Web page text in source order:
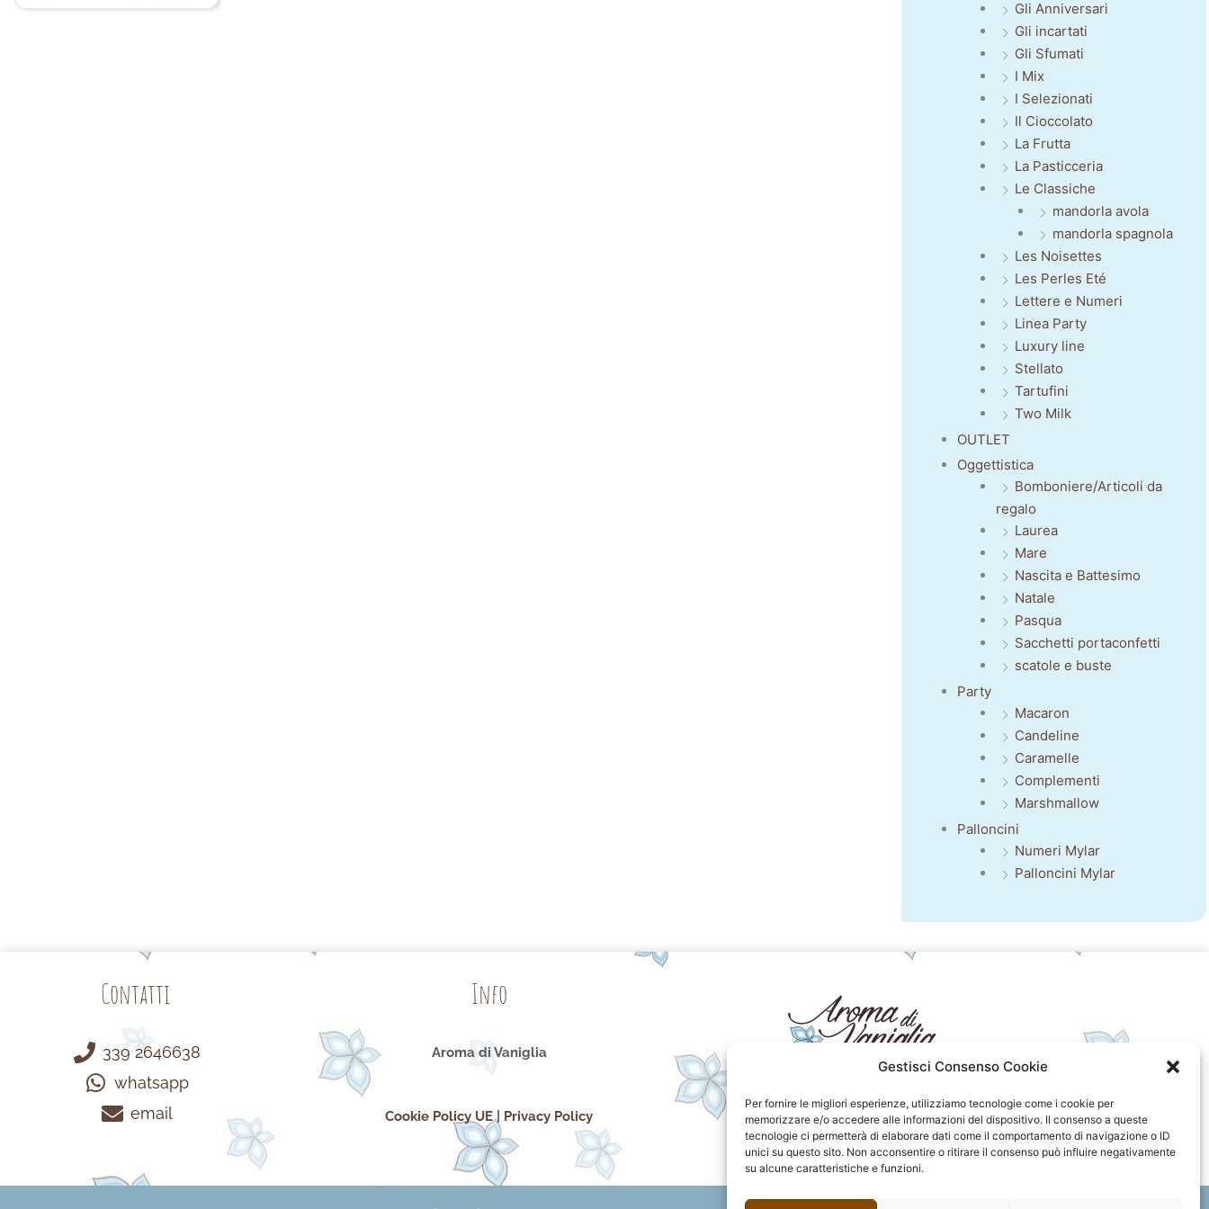
Gestisci Consenso Cookie
Per fornire le migliori esperienze, utilizziamo tecnologie come i cookie per
memorizzare e/o accedere alle informazioni del dispositivo. Il consenso a queste
tecnologie ci permetterà di elaborare dati come il comportamento di navigazione o ID
unici su questo sito. Non acconsentire o ritirare il consenso può influire negativamente
su alcune caratteristiche e funzioni.
Gli Anniversari
Gli incartati
Gli Sfumati
I Mix
I Selezionati
Il Cioccolato
La Frutta
La Pasticceria
Le Classiche
mandorla avola
mandorla spagnola
Les Noisettes
Les Perles Eté
Lettere e Numeri
Linea Party
Luxury line
Stellato
Tartufini
Two Milk
OUTLET
Oggettistica
Bomboniere/Articoli da
regalo
Laurea
Mare
Nascita e Battesimo
Natale
Pasqua
Sacchetti portaconfetti
scatole e buste
Party
Macaron
Candeline
Caramelle
Complementi
Marshmallow
Palloncini
Numeri Mylar
Palloncini Mylar
Contatti
339 2646638
whatsapp
email
Info
Aroma di Vaniglia
Cookie Policy UE| Privacy Policy
F
a
c
e
I
n
s
t
P
i
n
t
F
l
i
c